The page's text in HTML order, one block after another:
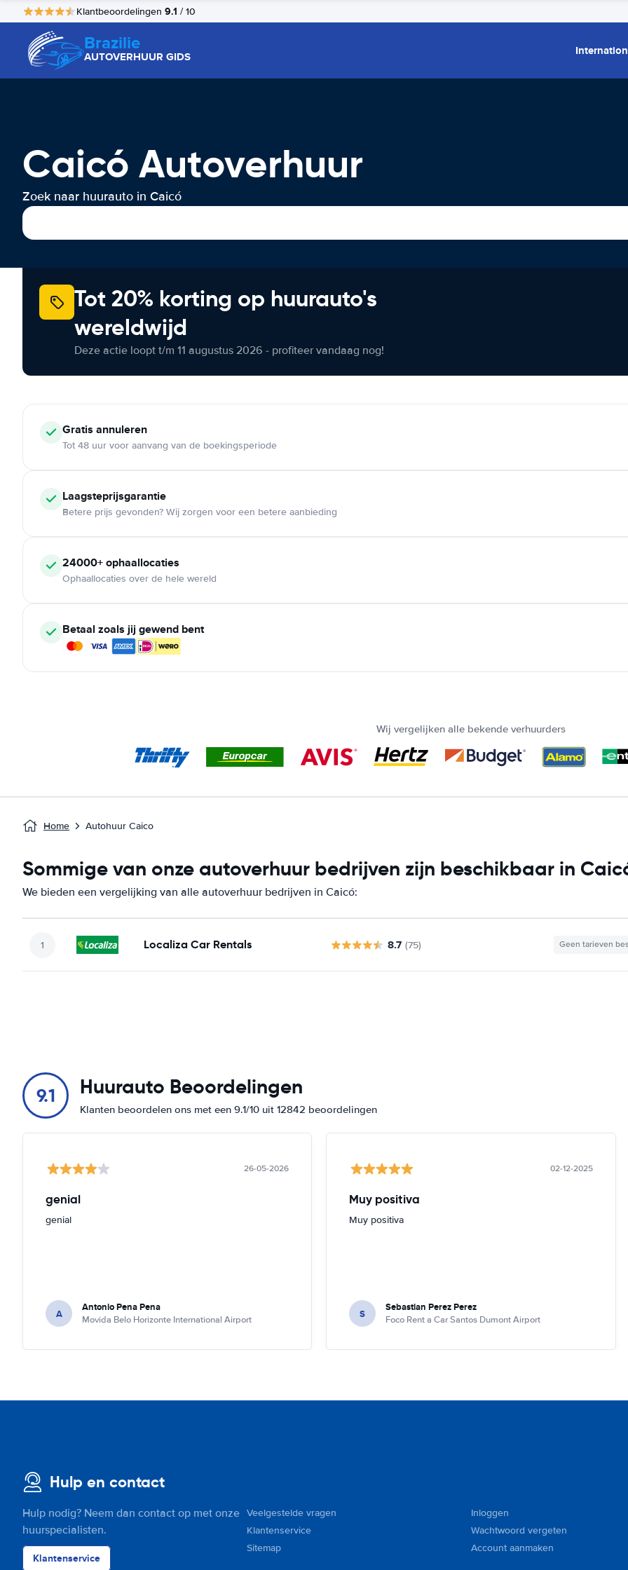
Klantbeoordelingen 9.1 / 10
Brazilie
AUTOVERHUUR GIDS
Caicó Autoverhuur
Zoek naar huurauto in Caicó
Tot 20% korting op huurauto's
wereldwijd
Deze actie loopt t/m 11 augustus 2026 - profiteer vandaag nog!
Gratis annuleren
Tot 48 uur voor aanvang van de boekingsperiode
Laagsteprijsgarantie
Betere prijs gevonden? Wij zorgen voor een betere aanbieding
24000+ ophaallocaties
Ophaallocaties over de hele wereld
Betaal zoals jij gewend bent
Wij vergelijken alle bekende verhuurders
Home Autohuur Caico
Sommige van onze autoverhuur bedrijven zijn beschikbaar in
We bieden een vergelijking van alle autoverhuur bedrijven in Caicó:
Localiza Car Rentals 8.7 (75) Geen tarieven
9.1 Huurauto Beoordelingen
Klanten beoordelen ons met een 9.1/10 uit 12842 beoordelingen
26-05-2026
genial
genial
A Antonio Pena Pena
Movida Belo Horizonte International Airport
02-12-2025
Muy positiva
Muy positiva
S Sebastian Perez Perez
Foco Rent a Car Santos Dumont Airport
Hulp en contact
Hulp nodig? Neem dan contact op met onze
huurspecialisten.
Klantenservice
Veelgestelde vragen
Klantenservice
Sitemap
Inloggen
Wachtwoord vergeten
Account aanmaken